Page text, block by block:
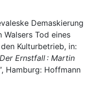
Demaskierung
Walsers Tod eines
Kulturbetrieb, in:
Der Ernstfall : Martin
, Hamburg: Hoffmann